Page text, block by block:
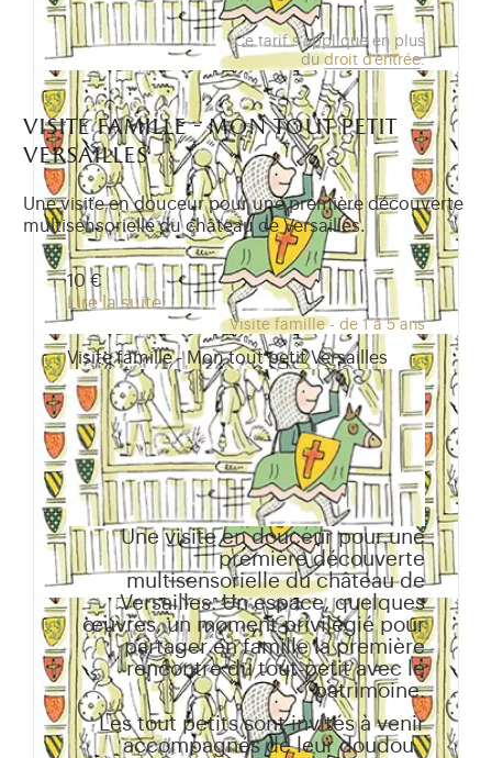
Ce tarif s'applique en plus
du droit d'entrée.
visite famille - mon tout petit
versailles
Une visite en douceur pour une première découverte
multisensorielle du château de Versailles.
10 €
Lire la suite
Visite famille - de 1 à 5 ans
Visite famille - Mon tout petit Versailles
Une visite en douceur pour une
première découverte
multisensorielle du château de
Versailles. Un espace, quelques
œuvres, un moment privilégié pour
partager en famille la première
rencontre du tout-petit avec le
patrimoine.
Les tout petits sont invités à venir
accompagnés de leur doudou.